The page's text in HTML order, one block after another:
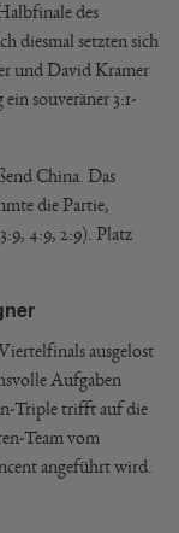
des
diesmal setzten sich
und David Kramer
souveräner 3:1-
China. Das
die Partie,
4:9, 2:9). Platz
ausgelost
Aufgaben
Triple trifft auf die
Team vom
angeführt wird.